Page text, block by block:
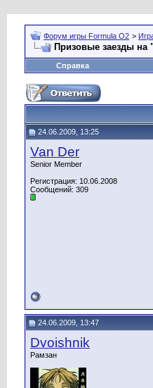
Форум игры Formula O2 >
Призовые заезды на
Справка
24.06.2009, 13:25
Van Der
Senior Member
Регистрация: 10.06.2008
Сообщений: 309
24.06.2009, 13:47
Dvoishnik
Рамзан